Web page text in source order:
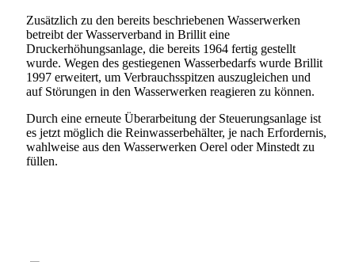
Zusätzlich zu den bereits beschriebenen Wasserwerken
betreibt der Wasserverband in Brillit eine
Druckerhöhungsanlage, die bereits 1964 fertig gestellt
wurde. Wegen des gestiegenen Wasserbedarfs wurde Brillit
1997 erweitert, um Verbrauchsspitzen auszugleichen und
auf Störungen in den Wasserwerken reagieren zu können.
Durch eine erneute Überarbeitung der Steuerungsanlage ist
es jetzt möglich die Reinwasserbehälter, je nach Erfordernis,
wahlweise aus den Wasserwerken Oerel oder Minstedt zu
füllen.